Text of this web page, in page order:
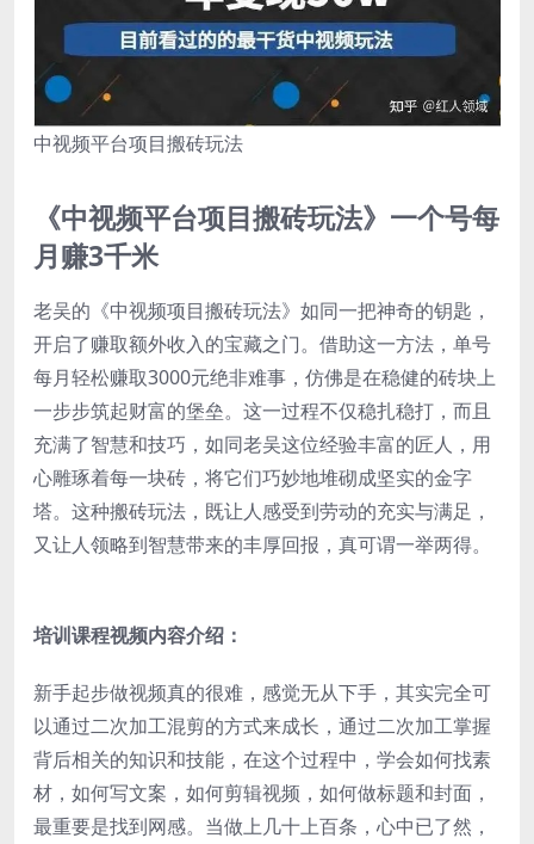
中视频平台项目搬砖玩法
《中视频平台项目搬砖玩法》一个号每
月赚3千米
老吴的《中视频项目搬砖玩法》如同一把神奇的钥匙，
开启了赚取额外收入的宝藏之门。借助这一方法，单号
每月轻松赚取3000元绝非难事，仿佛是在稳健的砖块上
一步步筑起财富的堡垒。这一过程不仅稳扎稳打，而且
充满了智慧和技巧，如同老吴这位经验丰富的匠人，用
心雕琢着每一块砖，将它们巧妙地堆砌成坚实的金字
塔。这种搬砖玩法，既让人感受到劳动的充实与满足，
又让人领略到智慧带来的丰厚回报，真可谓一举两得。
培训课程视频内容介绍：
新手起步做视频真的很难，感觉无从下手，其实完全可
以通过二次加工混剪的方式来成长，通过二次加工掌握
背后相关的知识和技能，在这个过程中，学会如何找素
材，如何写文案，如何剪辑视频，如何做标题和封面，
最重要是找到网感。当做上几十上百条，心中已了然，